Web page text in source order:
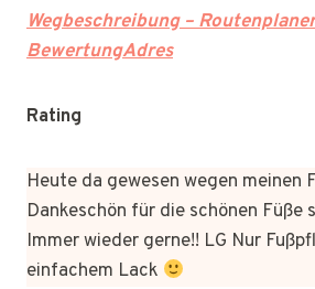
Wegbeschreibung –
BewertungAdres
Rating
Heute da gewesen wegen meinen
Dankeschön für die schönen Füße
Immer wieder gerne!! LG Nur
einfachem Lack